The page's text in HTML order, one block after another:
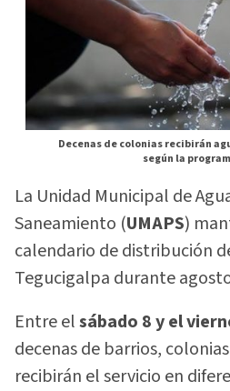
Decenas de colonias recibirán
según la
La Unidad Municipal de
Saneamiento (UMAPS)
calendario de distribución
Tegucigalpa durante
Entre elsábado 8 y el
decenas de barrios,
recibirán el servicio en